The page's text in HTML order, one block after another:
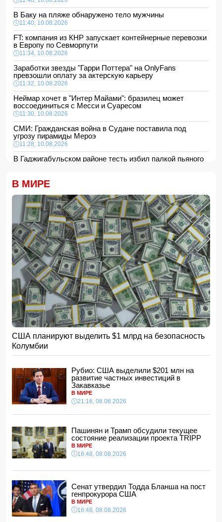
В Баку на пляже обнаружено тело мужчины
11:40, 10.08.2026
FT: компания из КНР запускает контейнерные перевозки
в Европу по Севморпути
11:34, 10.08.2026
Заработки звезды "Гарри Поттера" на OnlyFans
превзошли оплату за актерскую карьеру
11:32, 10.08.2026
Неймар хочет в "Интер Майами": бразилец может
воссоединиться с Месси и Суаресом
11:30, 10.08.2026
СМИ: Гражданская война в Судане поставила под
угрозу пирамиды Мероэ
11:28, 10.08.2026
В Гаджигабульском районе тесть избил палкой пьяного
Анна Седокова показала фигуру в мини-платье с
крыльями и чулках
11:22, 10.08.2026
В Сабирабадском районе 59-летний мужчина погиб от
удара электрическим током
11:20, 10.08.2026
12 человек погибли и 8 пропали в результате оползней и
наводнений на Филиппинах- ФОТО/ВИДЕО
11:16, 10.08.2026
Ильхам Алиев поблагодарил Масуда Пезешкиана-
ФОТО
11:08, 10.08.2026
Asia Times: Украине грозит крах из-за дефицита
вооружения у США
11:00, 10.08.2026
Искусственный интеллект: разрушение, созидание и
создатель
10:48, 10.08.2026
Месси подаст в суд на аргентинские СМИ из-за
нарушения частной жизни семьи на похоронах
10:28, 10.08.2026
В Самухском районе обнаружено тело 17-летней
10:10, 10.08.2026
Галузин: официальных российско-германских
переговоров по Украине в Баку не проводилось
10:00, 10.08.2026
необходимостью принять условия РФ
МИД Омана заявил о позитивном ходе переговоров по
Ормузскому проливу
21:28, 08.08.2026
В МИРЕ
США планируют выделить $1 млрд на безопасность
Колумбии
Рубио: США выделили $201 млн на
развитие частных инвестиций в
Закавказье
В МИРЕ
21:16, 08.08.2026
Пашинян и Трамп обсудили текущее
состояние реализации проекта TRIPP
В МИРЕ
18:48, 08.08.2026
Сенат утвердил Тодда Бланша на пост
генпрокурора США
В МИРЕ
16:48, 08.08.2026